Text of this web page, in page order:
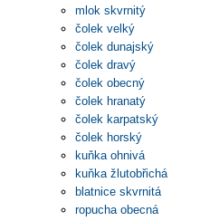
mlok skvrnitý
čolek velký
čolek dunajský
čolek dravý
čolek obecný
čolek hranatý
čolek karpatský
čolek horský
kuňka ohnivá
kuňka žlutobřichá
blatnice skvrnitá
ropucha obecná